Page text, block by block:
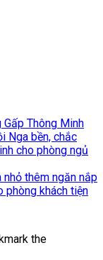
Thông Minh
Nga bền, chắc
cho phòng ngủ
thêm ngăn nắp
phòng khách tiện
the